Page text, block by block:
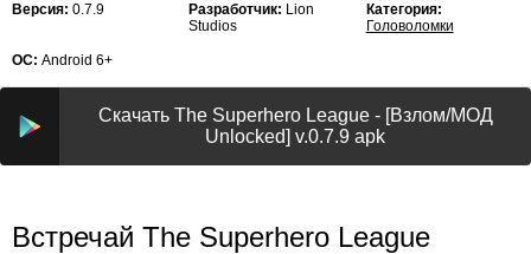
Версия: 0.7.9 Разработчик: Lion
Studios
Категория:
Головоломки
ОС: Android 6+
Скачать The Superhero League - [Взлом/МОД
Unlocked] v.0.7.9 apk
Встречай The Superhero League